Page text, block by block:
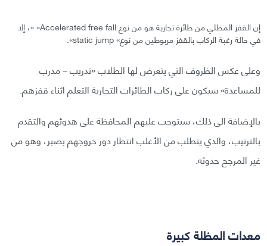
إن القفز المظلي من طائرة تجارية هو من نوع Accelerated free fall» »، إلا
في حالة رغبة الركاب بالقفز مربوطين من نوع» static jump».
وعلى عكس الظروف التي يتعرض لها الطلاب «تدريب – مدرب
للمساعدة» سيكون على ركاب الطائرات التجارية التعلم اثناء قفزهم.
بالإضافة الى ذلك، سيتوجب عليهم المحافظة على هدوئهم والتقدم
بالترتيب، والذي يتطلب من الأغلب انتظار دور خروجهم بصبر، وهو من
غير المرجح حدوثه.
معدات المظلة كبيرة